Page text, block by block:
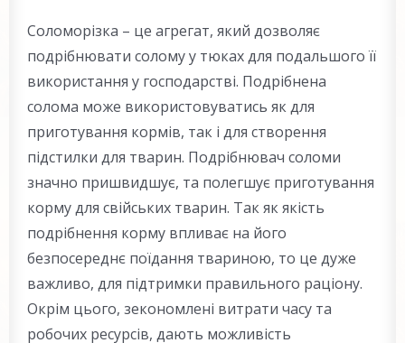
Соломорізка – це агрегат, який дозволяє
подрібнювати солому у тюках для подальшого її
використання у господарстві. Подрібнена
солома може використовуватись як для
приготування кормів, так і для створення
підстилки для тварин. Подрібнювач соломи
значно пришвидшує, та полегшує приготування
корму для свійських тварин. Так як якість
подрібнення корму впливає на його
безпосереднє поїдання твариною, то це дуже
важливо, для підтримки правильного раціону.
Окрім цього, зекономлені витрати часу та
робочих ресурсів, дають можливість